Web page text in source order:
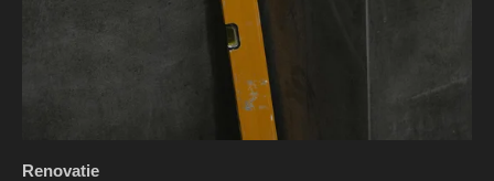
Renovatie